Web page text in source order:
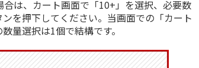
は、カート画面で「10+」を選択、必要数
を押下してください。当画面での「カート
量選択は1個で結構です。